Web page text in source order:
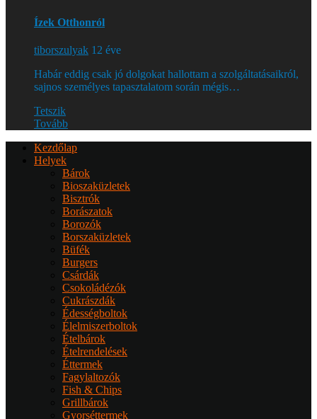
Ízek Otthonról
tiborszulyak 12 éve
Habár eddig csak jó dolgokat hallottam a szolgáltatásaikról,
sajnos személyes tapasztalatom során mégis…
Tetszik
Tovább
Kezdőlap
Helyek
Bárok
Bioszaküzletek
Bisztrók
Borászatok
Borozók
Borszaküzletek
Büfék
Burgers
Csárdák
Csokoládézók
Cukrászdák
Édességboltok
Élelmiszerboltok
Ételbárok
Ételrendelések
Éttermek
Fagylaltozók
Fish & Chips
Grillbárok
Gyorséttermek